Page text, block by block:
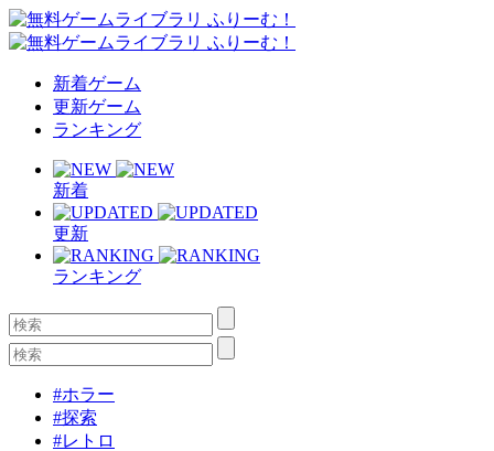
新着ゲーム
更新ゲーム
ランキング
新着
更新
ランキング
#ホラー
#探索
#レトロ